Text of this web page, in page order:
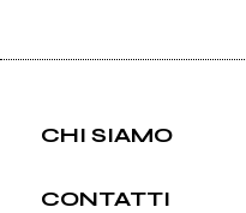
CHI SIAMO
CONTATTI